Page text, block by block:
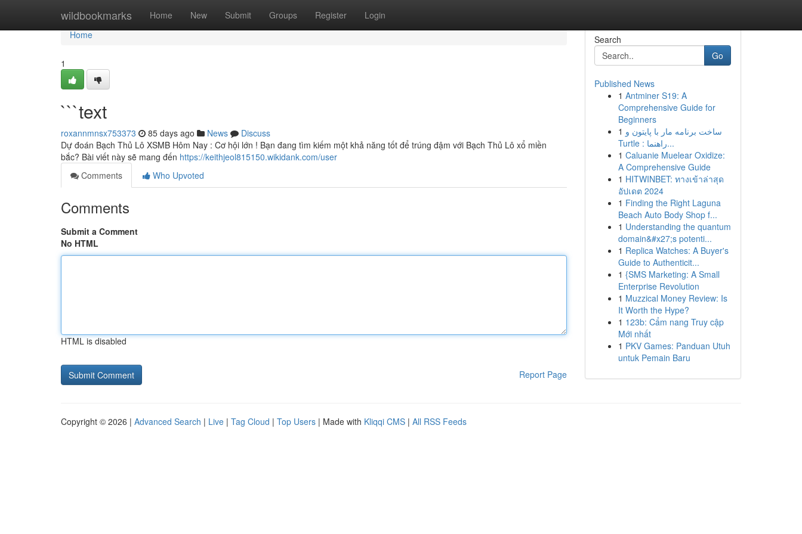
wildbookmarks Home New Submit Groups Register Login
Home
Home
1
```text
roxannmnsx753373 85 days ago News
Discuss
Dự đoán Bạch Thủ Lô XSMB Hôm Nay : Cơ hội lớn ! Bạn đang tìm kiếm một khả năng tốt để trúng đậm với Bạch Thủ Lô xổ miền
bắc? Bài viết này sẽ mang đến https://keithjeol815150.wikidank.com/user
Comments
Who Upvoted
Comments
Submit a Comment
No HTML
HTML is disabled
Report Page
Search
Go
Published News
1 Antminer S19: A
Comprehensive Guide for
Beginners
1 ساخت برنامه مار با پایتون و
Turtle : راهنما...
1 Caluanie Muelear Oxidize:
A Comprehensive Guide
1 HITWINBET: ทางเข้าล่าสุด
อัปเดต 2024
1 Finding the Right Laguna
Beach Auto Body Shop f...
1 Understanding the quantum
domain&#x27;s potenti...
1 Replica Watches: A Buyer's
Guide to Authenticit...
1 {SMS Marketing: A Small
Enterprise Revolution
1 Muzzical Money Review: Is
It Worth the Hype?
1 123b: Cẩm nang Truy cập
Mới nhất
1 PKV Games: Panduan Utuh
untuk Pemain Baru
Copyright © 2026 | Advanced Search | Live | Tag Cloud | Top Users | Made with Kliqqi CMS | All RSS Feeds